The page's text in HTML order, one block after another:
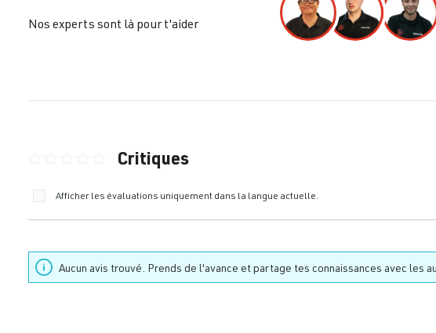
Nos experts sont là pour t'aider
Critiques
Afficher les évaluations uniquement dans la langue actuelle.
Aucun avis trouvé. Prends de l'avance et partage tes connaissances avec les